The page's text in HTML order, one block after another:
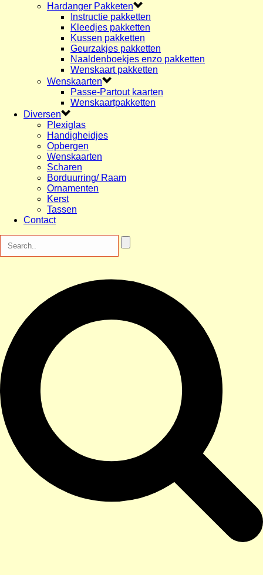
Hardanger Pakketen
Instructie pakketten
Kleedjes pakketten
Kussen pakketten
Geurzakjes pakketten
Naaldenboekjes enzo pakketten
Wenskaart pakketten
Wenskaarten
Passe-Partout kaarten
Wenskaartpakketten
Diversen
Plexiglas
Handigheidjes
Opbergen
Wenskaarten
Scharen
Borduurring/ Raam
Ornamenten
Kerst
Tassen
Contact